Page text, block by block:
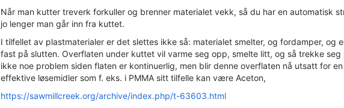
Når man kutter treverk forkuller og brenner materialet vekk, så du har en automatisk
jo lenger man går inn fra kuttet.
I tilfellet av plastmaterialer er det slettes ikke så: materialet smelter, og fordamper,
fast på slutten. Overflaten under kuttet vil varme seg opp, smelte litt, og så trekke
ikke noe problem siden flaten er kontinuerlig, men blir denne overflaten nå utsatt for
effektive løsemidler som f. eks. i PMMA sitt tilfelle kan være Aceton,
https://sawmillcreek.org/archive/index.php/t-63603.html